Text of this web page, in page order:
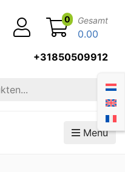
+31850509912
0 Gesamt
0.00
Menü